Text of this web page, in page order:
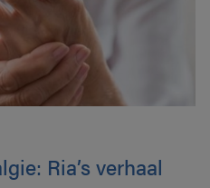
Ria’s verhaal